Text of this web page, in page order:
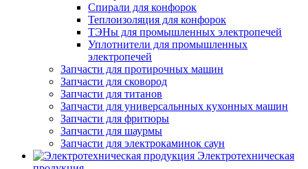
Спирали для конфорок
Теплоизоляция для конфорок
ТЭНы для промышленных электропечей
Уплотнители для промышленных
электропечей
Запчасти для протирочных машин
Запчасти для сковород
Запчасти для титанов
Запчасти для универсальнных кухонных машин
Запчасти для фритюры
Запчасти для шаурмы
Запчасти для электрокаминок саун
Электротехническая